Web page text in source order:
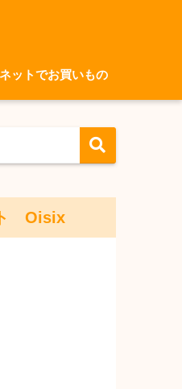
ネットでお買いもの
ト Oisix